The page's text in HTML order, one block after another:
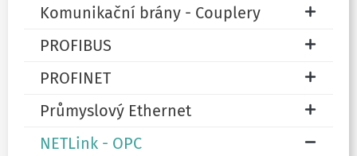
Komunikační brány - Couplery
PROFIBUS
PROFINET
Průmyslový Ethernet
NETLink - OPC